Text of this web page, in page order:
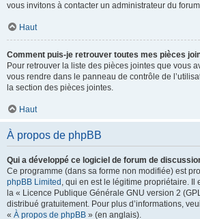
vous invitons à contacter un administrateur du
Haut
Comment puis-je retrouver toutes mes pièces
Pour retrouver la liste des pièces jointes que vous
vous rendre dans le panneau de contrôle de
la section des pièces jointes.
Haut
À propos de phpBB
Qui a développé ce logiciel de forum de
Ce programme (dans sa forme non modifiée) est
phpBB Limited , qui en est le légitime propriétaire. Il
la « Licence Publique Générale GNU version 2
distribué gratuitement. Pour plus d’informations,
« À propos de phpBB » (en anglais).